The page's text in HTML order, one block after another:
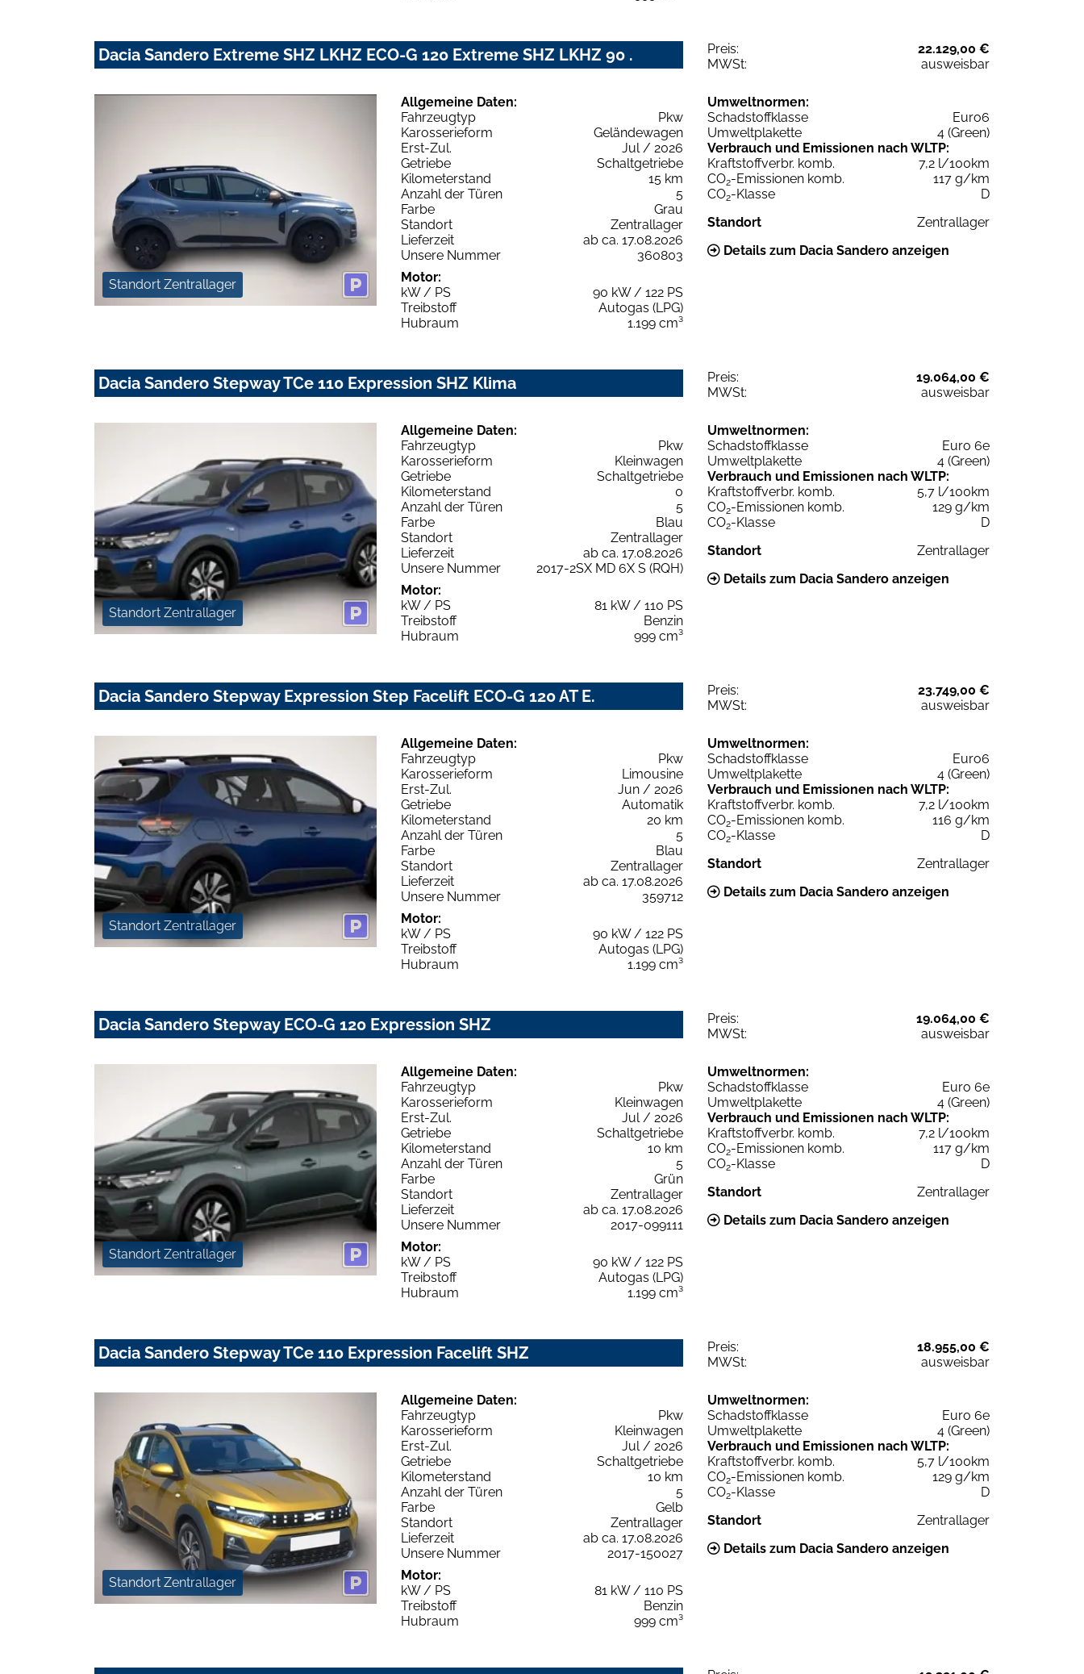
Dacia Sandero Extreme SHZ LKHZ ECO-G 120 Extreme SHZ LKHZ 90 . Preis:
22.129,00 €
MWSt:
ausweisbar
Standort Zentrallager
Allgemeine Daten:
Fahrzeugtyp
Pkw
Karosserieform
Geländewagen
Erst-Zul.
Jul / 2026
Getriebe
Schaltgetriebe
Kilometerstand
15 km
Anzahl der Türen
5
Farbe
Grau
Standort
Zentrallager
Lieferzeit
ab ca. 17.08.2026
Unsere Nummer
360803
Motor:
kW / PS
90 kW / 122 PS
Treibstoff
Autogas (LPG)
Hubraum
1.199 cm³
Umweltnormen:
Schadstoffklasse
Euro6
Umweltplakette
4 (Green)
Verbrauch und Emissionen nach WLTP:
Kraftstoffverbr. komb.
7,2 l/100km
CO2-Emissionen komb.
117 g/km
CO2-Klasse
D
Standort
Zentrallager
Details zum Dacia Sandero anzeigen
Dacia Sandero Stepway TCe 110 Expression SHZ Klima Preis:
19.064,00 €
MWSt:
ausweisbar
Standort Zentrallager
Allgemeine Daten:
Fahrzeugtyp
Pkw
Karosserieform
Kleinwagen
Getriebe
Schaltgetriebe
Kilometerstand
0
Anzahl der Türen
5
Farbe
Blau
Standort
Zentrallager
Lieferzeit
ab ca. 17.08.2026
Unsere Nummer
2017-2SX MD 6X S (RQH)
Motor:
kW / PS
81 kW / 110 PS
Treibstoff
Benzin
Hubraum
999 cm³
Umweltnormen:
Schadstoffklasse
Euro 6e
Umweltplakette
4 (Green)
Verbrauch und Emissionen nach WLTP:
Kraftstoffverbr. komb.
5,7 l/100km
CO2-Emissionen komb.
129 g/km
CO2-Klasse
D
Standort
Zentrallager
Details zum Dacia Sandero anzeigen
Dacia Sandero Stepway Expression Step Facelift ECO-G 120 AT E. Preis:
23.749,00 €
MWSt:
ausweisbar
Standort Zentrallager
Allgemeine Daten:
Fahrzeugtyp
Pkw
Karosserieform
Limousine
Erst-Zul.
Jun / 2026
Getriebe
Automatik
Kilometerstand
20 km
Anzahl der Türen
5
Farbe
Blau
Standort
Zentrallager
Lieferzeit
ab ca. 17.08.2026
Unsere Nummer
359712
Motor:
kW / PS
90 kW / 122 PS
Treibstoff
Autogas (LPG)
Hubraum
1.199 cm³
Umweltnormen:
Schadstoffklasse
Euro6
Umweltplakette
4 (Green)
Verbrauch und Emissionen nach WLTP:
Kraftstoffverbr. komb.
7,2 l/100km
CO2-Emissionen komb.
116 g/km
CO2-Klasse
D
Standort
Zentrallager
Details zum Dacia Sandero anzeigen
Dacia Sandero Stepway ECO-G 120 Expression SHZ Preis:
19.064,00 €
MWSt:
ausweisbar
Standort Zentrallager
Allgemeine Daten:
Fahrzeugtyp
Pkw
Karosserieform
Kleinwagen
Erst-Zul.
Jul / 2026
Getriebe
Schaltgetriebe
Kilometerstand
10 km
Anzahl der Türen
5
Farbe
Grün
Standort
Zentrallager
Lieferzeit
ab ca. 17.08.2026
Unsere Nummer
2017-099111
Motor:
kW / PS
90 kW / 122 PS
Treibstoff
Autogas (LPG)
Hubraum
1.199 cm³
Umweltnormen:
Schadstoffklasse
Euro 6e
Umweltplakette
4 (Green)
Verbrauch und Emissionen nach WLTP:
Kraftstoffverbr. komb.
7,2 l/100km
CO2-Emissionen komb.
117 g/km
CO2-Klasse
D
Standort
Zentrallager
Details zum Dacia Sandero anzeigen
Dacia Sandero Stepway TCe 110 Expression Facelift SHZ Preis:
18.955,00 €
MWSt:
ausweisbar
Standort Zentrallager
Allgemeine Daten:
Fahrzeugtyp
Pkw
Karosserieform
Kleinwagen
Erst-Zul.
Jul / 2026
Getriebe
Schaltgetriebe
Kilometerstand
10 km
Anzahl der Türen
5
Farbe
Gelb
Standort
Zentrallager
Lieferzeit
ab ca. 17.08.2026
Unsere Nummer
2017-150027
Motor:
kW / PS
81 kW / 110 PS
Treibstoff
Benzin
Hubraum
999 cm³
Umweltnormen:
Schadstoffklasse
Euro 6e
Umweltplakette
4 (Green)
Verbrauch und Emissionen nach WLTP:
Kraftstoffverbr. komb.
5,7 l/100km
CO2-Emissionen komb.
129 g/km
CO2-Klasse
D
Standort
Zentrallager
Details zum Dacia Sandero anzeigen